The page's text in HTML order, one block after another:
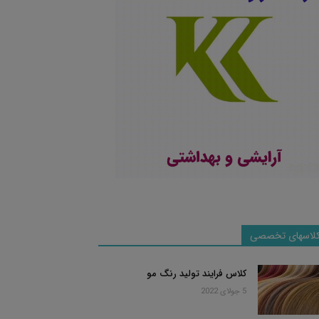
تخصصی
کلاس فرایند تولید رنگ مو
5 جولای 2022